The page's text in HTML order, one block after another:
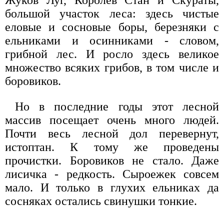
большой участок леса: здесь чистые
еловые и сосновые боры, березняки с
ельниками и осинниками - словом,
грибной лес. И росло здесь великое
множество всяких грибов, в том числе и
боровиков.
Но в последние годы этот лесной
массив посещает очень много людей.
Почти весь лесной дол перевернут,
истоптан. К тому же проведены
прочистки. Боровиков не стало. Даже
лисичка - редкость. Сыроежек совсем
мало. И только в глухих ельниках да
сосняках остались свинушки тонкие.